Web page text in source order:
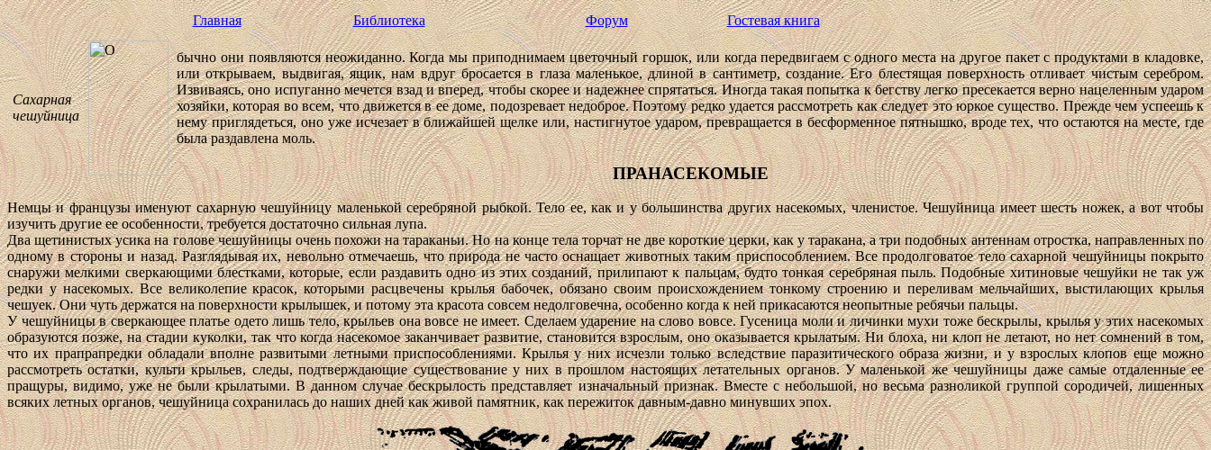
Главная Библиотека Форум Гостевая книга
Сахарная
чешуйница
бычно они появляются неожиданно. Когда мы приподнимаем цветочный горшок, или когда передвигаем с одного места на другое пакет с продуктами в кладовке,
или открываем, выдвигая, ящик, нам вдруг бросается в глаза маленькое, длиной в сантиметр, создание. Его блестящая поверхность отливает чистым серебром.
Извиваясь, оно испуганно мечется взад и вперед, чтобы скорее и надежнее спрятаться. Иногда такая попытка к бегству легко пресекается верно нацеленным ударом
хозяйки, которая во всем, что движется в ее доме, подозревает недоброе. Поэтому редко удается рассмотреть как следует это юркое существо. Прежде чем успеешь к
нему приглядеться, оно уже исчезает в ближайшей щелке или, настигнутое ударом, превращается в бесформенное пятнышко, вроде тех, что остаются на месте, где
была раздавлена моль.
ПРАНАСЕКОМЫЕ
Немцы и французы именуют сахарную чешуйницу маленькой серебряной рыбкой. Тело ее, как и у большинства других насекомых, членистое. Чешуйница имеет шесть ножек, а вот чтобы
изучить другие ее особенности, требуется достаточно сильная лупа.
Два щетинистых усика на голове чешуйницы очень похожи на тараканьи. Но на конце тела торчат не две короткие церки, как у таракана, а три подобных антеннам отростка, направленных по
одному в стороны и назад. Разглядывая их, невольно отмечаешь, что природа не часто оснащает животных таким приспособлением. Все продолговатое тело сахарной чешуйницы покрыто
снаружи мелкими сверкающими блестками, которые, если раздавить одно из этих созданий, прилипают к пальцам, будто тонкая серебряная пыль. Подобные хитиновые чешуйки не так уж
редки у насекомых. Все великолепие красок, которыми расцвечены крылья бабочек, обязано своим происхождением тонкому строению и переливам мельчайших, выстилающих крылья
чешуек. Они чуть держатся на поверхности крылышек, и потому эта красота совсем недолговечна, особенно когда к ней прикасаются неопытные ребячьи пальцы.
У чешуйницы в сверкающее платье одето лишь тело, крыльев она вовсе не имеет. Сделаем ударение на слово вовсе. Гусеница моли и личинки мухи тоже бескрылы, крылья у этих насекомых
образуются позже, на стадии куколки, так что когда насекомое заканчивает развитие, становится взрослым, оно оказывается крылатым. Ни блоха, ни клоп не летают, но нет сомнений в том,
что их прапрапредки обладали вполне развитыми летными приспособлениями. Крылья у них исчезли только вследствие паразитического образа жизни, и у взрослых клопов еще можно
рассмотреть остатки, культи крыльев, следы, подтверждающие существование у них в прошлом настоящих летательных органов. У маленькой же чешуйницы даже самые отдаленные ее
пращуры, видимо, уже не были крылатыми. В данном случае бескрылость представляет изначальный признак. Вместе с небольшой, но весьма разноликой группой сородичей, лишенных
всяких летных органов, чешуйница сохранилась до наших дней как живой памятник, как пережиток давным-давно минувших эпох.